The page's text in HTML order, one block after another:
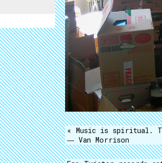
« Music is spiritual.
― Van Morrison